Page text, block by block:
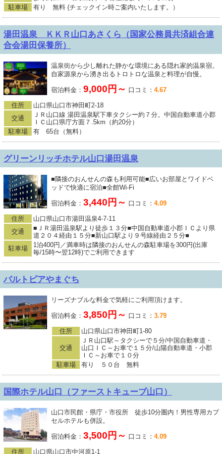
駐車場
有り 無料 (チェックイン時ご案内いたします。）
湯田温泉 ＫＫＲ山口あさくら（国家公務員共済組合連
合会湯田保養所）
温泉街から少し離れた静かな環境にある隠れ家的温泉宿。
自家源泉から湧き出るトロトロな温泉と料理が自慢。
宿泊料金： 9,000円～ 口コミ： 4.67
住所
山口県山口市神田町2-18
交通
ＪＲ山口線 湯田温泉駅下車タクシー約７分。中国自動車道小郡
ＩＣ山口県庁方面７.5km（約20分）
駐車場
有 65台（無料）
グリーンリッチホテル山口湯田温泉
■隣接のおんせんの森も利用可能■広いお部屋とワイドベ
ッドで快適に宿泊■全館Wi-Fi
宿泊料金： 3,440円～ 口コミ： 4.09
住所
山口県山口市湯田温泉4-7-11
交通
■ＪＲ湯田温泉駅より徒歩１３分■中国自動車道小郡ＩＣより県
道２０４経由１５分■新山口駅より９号線経由２５分■
駐車場
1泊400円／満車時は隣接のおんせんの森駐車場を300円(出庫
毎/15時〜翌12時)でご利用できます
パルトピアやまぐち
リーズナブルな料金で気軽にご利用頂けます。
宿泊料金： 3,850円～ 口コミ： 3.79
住所 山口県山口市神田町1-80
交通
ＪＲ山口駅～タクシーで５分/中国自動車道・
山口ＩＣ～お車で１５分/山陽自動車道・小郡
ＩＣ～お車で１０分
駐車場
有り ５０台 無料
国際ホテル山口（ファーストキューブ山口）
山口市民館・県庁・市役所 徒歩10分圏内！男性専用カプ
セルホテルも併設。
宿泊料金： 3,500円～ 口コミ： 4.09
住所 山口県山口市中河原1-1